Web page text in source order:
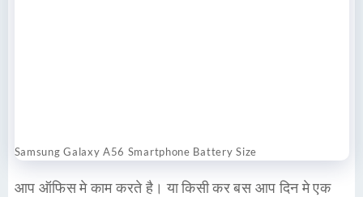
Samsung Galaxy A56 Smartphone Battery Size
आप ऑफिस मे काम करते है। या किसी कर बस आप दिन मे एक